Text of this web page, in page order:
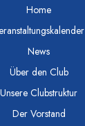
Home
News
Über den Club
Unsere Clubstruktur
Der Vorstand